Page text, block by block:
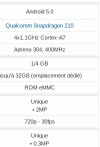
Android 5.0
Qualcomm Snapdragon 210
4x1.1GHz Cortex-A7
Adreno 304, 400MHz
1/4 GB
32GB (emplacement dédié)
ROM eMMC
Unique
• 2MP
720p - 30fps
Unique
• 0.3MP